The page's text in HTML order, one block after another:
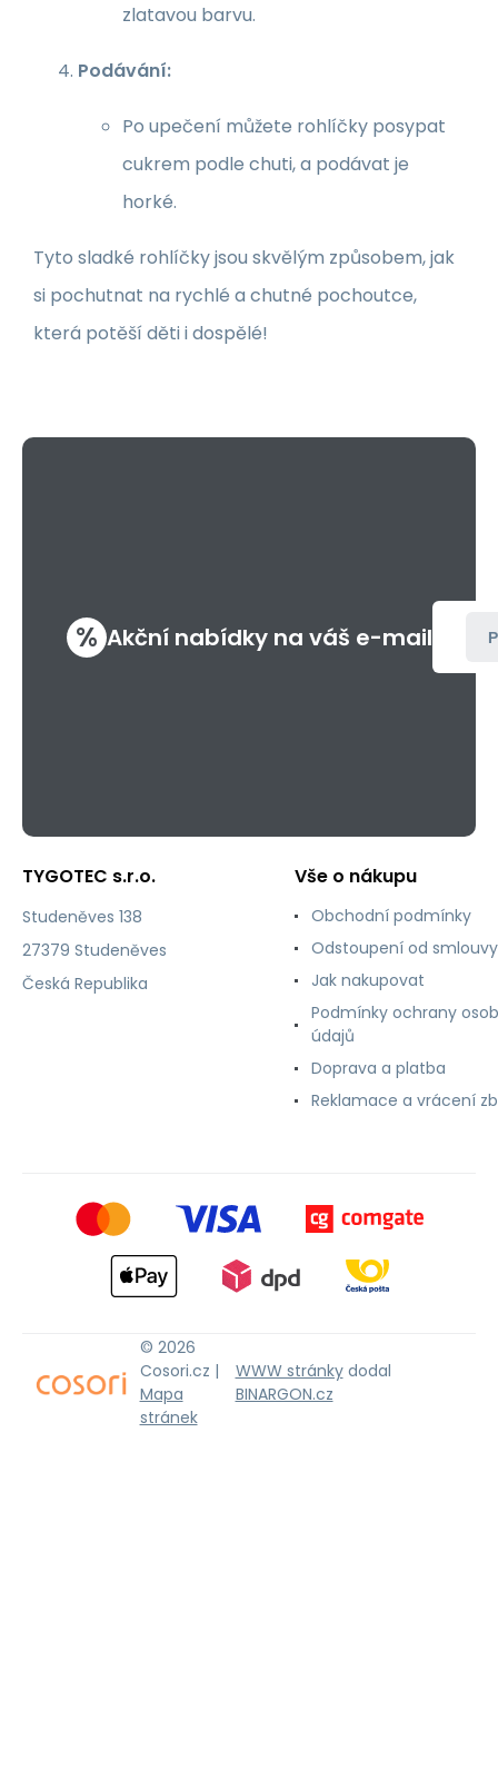
zlatavou barvu.
Podávání:
Po upečení můžete rohlíčky posypat
cukrem podle chuti, a podávat je
horké.
Tyto sladké rohlíčky jsou skvělým způsobem, jak
si pochutnat na rychlé a chutné pochoutce,
která potěší děti i dospělé!
% Akční nabídky na váš e-mail
TYGOTEC s.r.o.
Studeněves 138
27379 Studeněves
Česká Republika
Vše o nákupu
Obchodní podmínky
Odstoupení od smlouvy
Jak nakupovat
Podmínky ochrany
údajů
Doprava a platba
Reklamace a vrácení
© 2026
Cosori.cz |
Mapa
stránek
WWW stránkydodal
BINARGON.cz